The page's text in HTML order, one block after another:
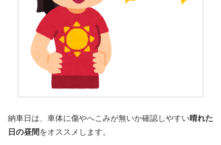
納車日は、車体に傷やへこみが無いか確認しやすい晴れた
日の昼間 をオススメします。